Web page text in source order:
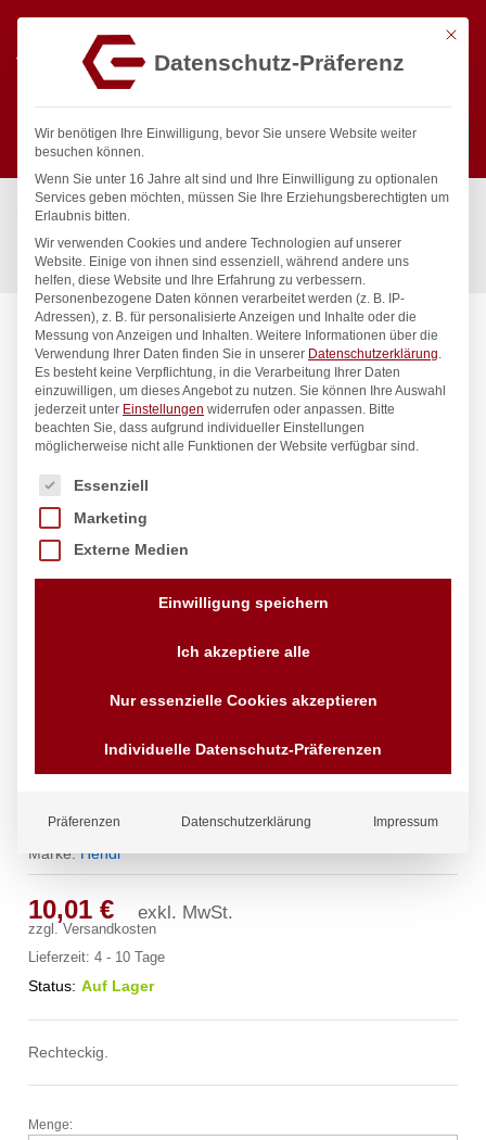
Suchen
Start / Gastronomiebedarf & Gastro Geräte für Profis
Küchenartikel
Backutensilien
Kuchenform, HENDI, 260x100x(H)75mm
260x100x(H)75mm
Marke:Hendi
10,01€ exkl. MwSt.
zzgl.Versandkosten
Lieferzeit:4 - 10 Tage
Status: Auf Lager
Rechteckig.
Kuchenform,
Menge:
Mit
Datenschutz-Präferenz
Wir benötigen Ihre Einwilligung, bevor Sie unsere Website weiter
besuchen können.
Wenn Sie unter 16 Jahre alt sind und Ihre Einwilligung zu optionalen
Services geben möchten, müssen Sie Ihre Erziehungsberechtigten um
Erlaubnis bitten.
Wir verwenden Cookies und andere Technologien auf unserer
Website. Einige von ihnen sind essenziell, während andere uns
helfen, diese Website und Ihre Erfahrung zu verbessern.
Personenbezogene Daten können verarbeitet werden (z. B. IP-
Adressen), z. B. für personalisierte Anzeigen und Inhalte oder die
Messung von Anzeigen und Inhalten. Weitere Informationen über die
Verwendung Ihrer Daten finden Sie in unserer Datenschutzerklärung.
Es besteht keine Verpflichtung, in die Verarbeitung Ihrer Daten
einzuwilligen, um dieses Angebot zu nutzen. Sie können Ihre Auswahl
jederzeit unter Einstellungen widerrufen oder anpassen. Bitte
beachten Sie, dass aufgrund individueller Einstellungen
möglicherweise nicht alle Funktionen der Website verfügbar sind.
Es folgt eine Liste der Service-Gruppen, für die eine
Essenziell
Marketing
Externe Medien
Einwilligung speichern
Ich akzeptiere alle
Nur essenzielle Cookies akzeptieren
Individuelle Datenschutz-Präferenzen
Präferenzen Datenschutzerklärung Impressum